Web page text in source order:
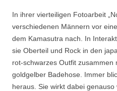
In ihrer vierteiligen Fotoarbeit
verschiedenen Männern vor
dem Kamasutra nach. In
sie Oberteil und Rock in den
rot-schwarzes Outfit zusammen
goldgelber Badehose. Immer
heraus. Sie wirkt dabei